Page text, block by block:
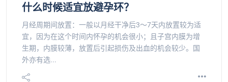
什么时候适宜放避孕环？
月经周期间放置：一般以月经干净后3～7天内放置较为适
宜，因为在这个时间内怀孕的机会很小；且子宫内膜为增
生期，内膜较薄，放置后引起损伤及出血的机会较少。国
外亦有选...